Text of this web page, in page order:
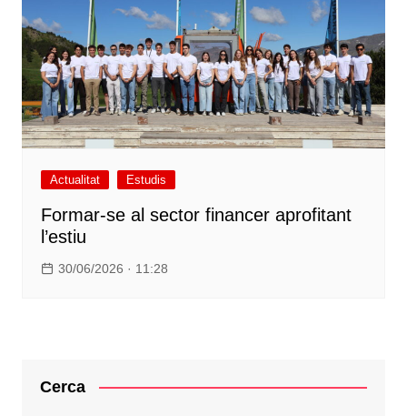
Actualitat Estudis
Formar-se al sector financer aprofitant
l’estiu
30/06/2026 · 11:28
Cerca